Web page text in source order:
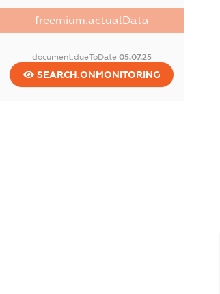
freemium.actualData
document.dueToDate 05.07.25
SEARCH.ONMONITORING